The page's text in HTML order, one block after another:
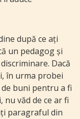
după ce ați
un pedagog și
Dacă
în urma probei
buni pentru a fi
nu văd de ce ar fi
paragraful din